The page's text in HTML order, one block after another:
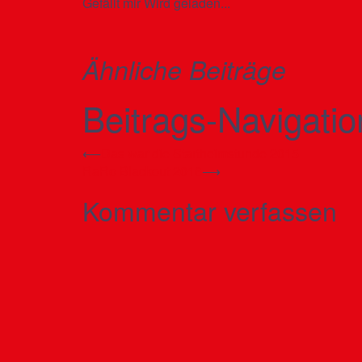
Ähnliche Beiträge
Beitrags-
⟵
⟶
Kommentar verfassen